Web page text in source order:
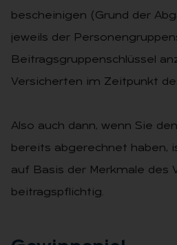
bescheinigen (Grund der
jeweils der
Beitragsgruppenschlüssel
Versicherten im Zeitpunkt
Also auch dann, wenn Sie
bereits abgerechnet haben,
auf Basis der Merkmale des
beitragspflichtig.